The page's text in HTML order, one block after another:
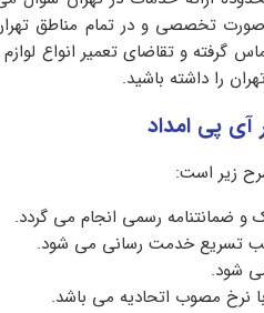
صورت تخصصی و در تمام مناطق
گرفته و تقاضای تعمیر انواع
را داشته باشید.
پی امداد
زیر است:
و ضمانتنامه رسمی انجام می گردد.
تسریع خدمت رسانی می شود.
شود.
نرخ مصوب اتحادیه می باشد.